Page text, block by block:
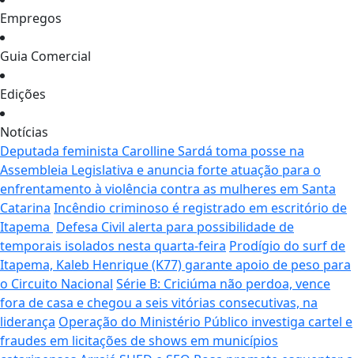
Empregos
Guia Comercial
Edições
Notícias
Deputada feminista Carolline Sardá toma posse na
Assembleia Legislativa e anuncia forte atuação para o
enfrentamento à violência contra as mulheres em Santa
Catarina Incêndio criminoso é registrado em escritório de
Itapema Defesa Civil alerta para possibilidade de
temporais isolados nesta quarta-feira Prodígio do surf de
Itapema, Kaleb Henrique (K77) garante apoio de peso para
o Circuito Nacional Série B: Criciúma não perdoa, vence
fora de casa e chegou a seis vitórias consecutivas, na
liderança Operação do Ministério Público investiga cartel e
fraudes em licitações de shows em municípios